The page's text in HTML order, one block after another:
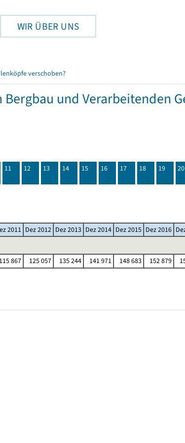
WIR ÜBER UNS
verschoben?
und Verarbeitenden
11 12 13 14 15 16 17 18 19 20
2011 Dez 2012 Dez 2013 Dez 2014 Dez 2015 Dez 2016
115 867 125 057 135 244 141 971 148 683 152 879